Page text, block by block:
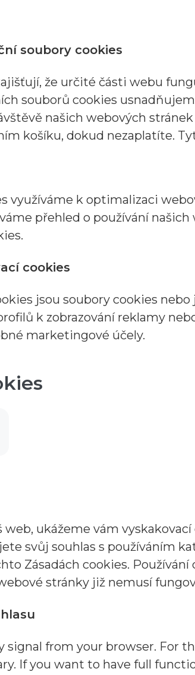
soubory cookies
že určité části webu
souborů cookies
našich webových
košíku, dokud nezaplatíte.
využíváme k optimalizaci
přehled o používání
cookies
jsou soubory cookies
k zobrazování reklamy
marketingové účely.
web, ukážeme vám
svůj souhlas s používáním
Zásadách cookies.
stránky již nemusí
signal from your browser. For
If you want to have full